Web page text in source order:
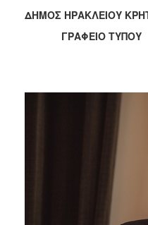
2018
2017
ΔΗΜΟΣ ΗΡΑΚΛΕΙΟΥ
ΓΡΑΦΕΙΟ ΤΥΠΟΥ